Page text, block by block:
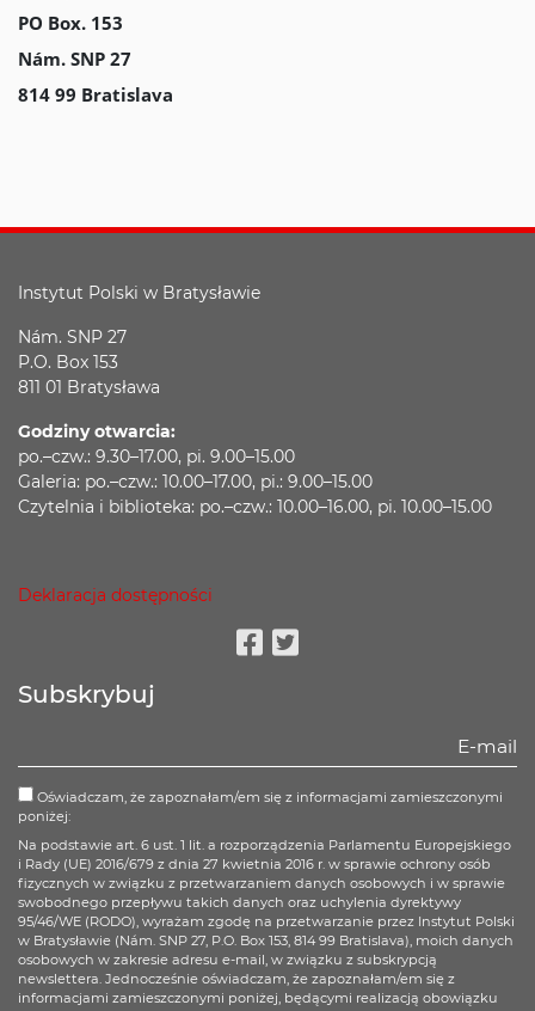
PO Box. 153
Nám. SNP 27
814 99 Bratislava
Instytut Polski w Bratysławie
Nám. SNP 27
P.O. Box 153
811 01 Bratysława
Godziny otwarcia:
po.–czw.: 9.30–17.00, pi. 9.00–15.00
Galeria: po.–czw.: 10.00–17.00, pi.: 9.00–15.00
Czytelnia i biblioteka: po.–czw.: 10.00–16.00, pi. 10.00–15.00
Deklaracja dostępności
Subskrybuj
Oświadczam, że zapoznałam/em się z informacjami zamieszczonymi
poniżej:
Na podstawie art. 6 ust. 1 lit. a rozporządzenia Parlamentu Europejskiego
i Rady (UE) 2016/679 z dnia 27 kwietnia 2016 r. w sprawie ochrony osób
fizycznych w związku z przetwarzaniem danych osobowych i w sprawie
swobodnego przepływu takich danych oraz uchylenia dyrektywy
95/46/WE (RODO), wyrażam zgodę na przetwarzanie przez Instytut Polski
w Bratysławie (Nám. SNP 27, P.O. Box 153, 814 99 Bratislava), moich danych
osobowych w zakresie adresu e-mail, w związku z subskrypcją
newslettera. Jednocześnie oświadczam, że zapoznałam/em się z
informacjami zamieszczonymi poniżej, będącymi realizacją obowiązku